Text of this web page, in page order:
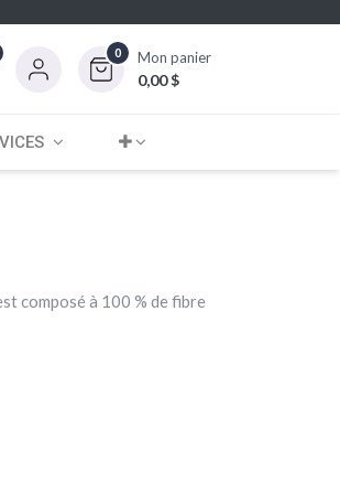
0 Mon panier
0,00$
composé à 100 % de fibre